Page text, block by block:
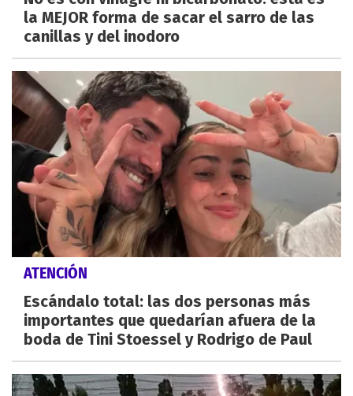
la MEJOR forma de sacar el sarro de las
canillas y del inodoro
ATENCIÓN
Escándalo total: las dos personas más
importantes que quedarían afuera de la
boda de Tini Stoessel y Rodrigo de Paul